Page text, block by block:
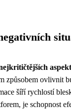
způsobem ovlivnit
šíří rychlostí
je schopnost